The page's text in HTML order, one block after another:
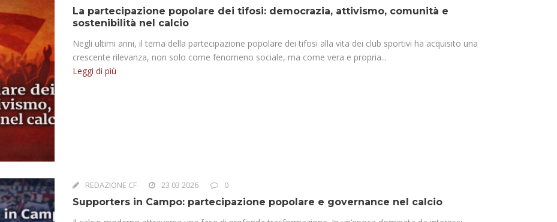
La partecipazione popolare dei tifosi: democrazia, attivismo, comunità e
sostenibilità nel calcio
Negli ultimi anni, il tema della partecipazione popolare dei tifosi alla vita dei club sportivi ha acquisito una
crescente rilevanza, non solo come fenomeno sociale, ma come vera e propria...
Leggi di più
REDAZIONE CF 23 03 2026 0
Supporters in Campo: partecipazione popolare e governance nel calcio